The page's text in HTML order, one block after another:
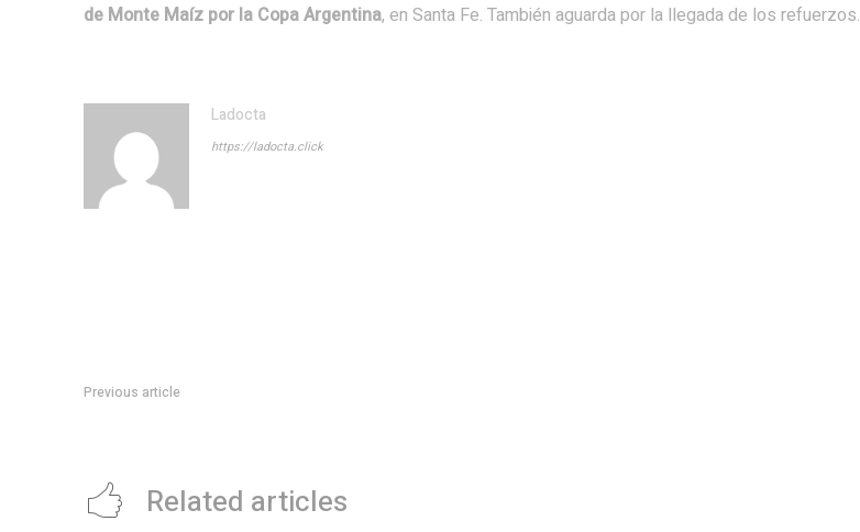
de Monte Maíz por la Copa Argentina, en Santa Fe. También aguarda por la llegada de los refuerzos.
Ladocta
https://ladocta.click
Previous article
Related articles